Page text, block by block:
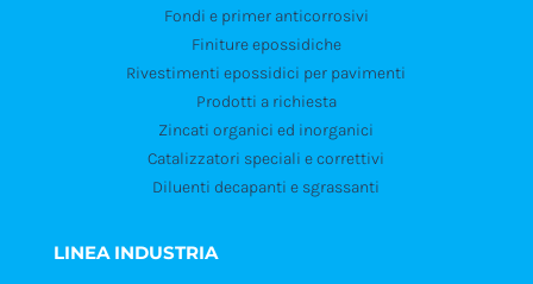
Fondi e primer anticorrosivi
Finiture epossidiche
Rivestimenti epossidici per pavimenti
Prodotti a richiesta
Zincati organici ed inorganici
Catalizzatori speciali e correttivi
Diluenti decapanti e sgrassanti
LINEA INDUSTRIA